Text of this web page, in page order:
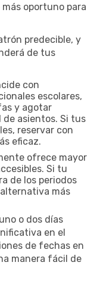
oportuno para
predecible, y
de tus
con
escolares,
y agotar
asientos. Si tus
reservar con
eficaz.
ofrece mayor
Si tu
de los periodos
más
o dos días
en el
de fechas en
manera fácil de